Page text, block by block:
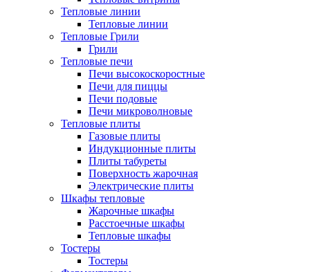
Тепловые линии
Тепловые линии
Тепловые Грили
Грили
Тепловые печи
Печи высокоскоростные
Печи для пиццы
Печи подовые
Печи микроволновые
Тепловые плиты
Газовые плиты
Индукционные плиты
Плиты табуреты
Поверхность жарочная
Электрические плиты
Шкафы тепловые
Жарочные шкафы
Расстоечные шкафы
Тепловые шкафы
Тостеры
Тостеры